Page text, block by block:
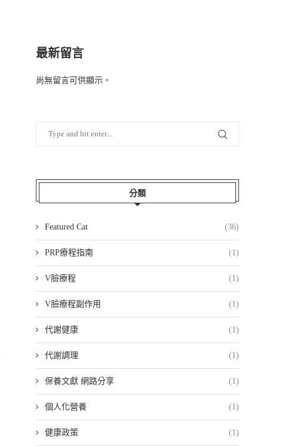
最新留言
尚無留言可供顯示。
分類
Featured Cat (36)
PRP療程指南 (1)
V臉療程 (1)
V臉療程副作用 (1)
代謝健康 (1)
代謝調理 (1)
保養文獻 網路分享 (1)
個人化營養 (1)
健康政策 (1)